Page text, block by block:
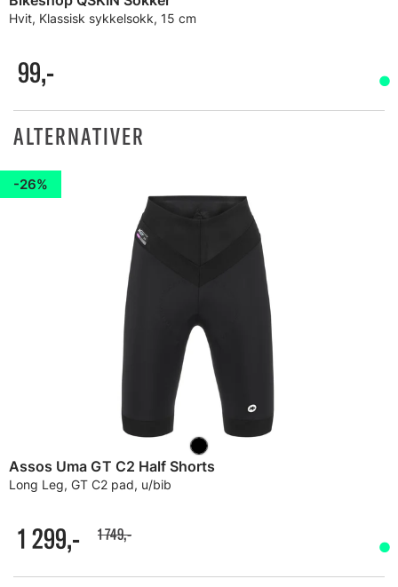
Hvit, Klassisk sykkelsokk, 15 cm
99,-
ALTERNATIVER
26%
Assos Uma GT C2 Half Shorts
Long Leg, GT C2 pad, u/bib
1 299,- 1 749,-